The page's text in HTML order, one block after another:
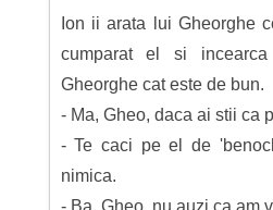
Ion ii arata lui Gheorghe
cumparat el si
Gheorghe cat este de bun.
- Ma, Gheo, daca ai stii ca
- Te caci pe el de
nimica.
- Ba, Gheo, nu auzi ca am